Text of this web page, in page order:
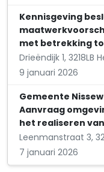
Kennisgeving
met betrekking
Drieëndijk 1, 3218LB
9 januari 2026
Gemeente
Aanvraag
het realiseren
Leenmanstraat 3,
7 januari 2026